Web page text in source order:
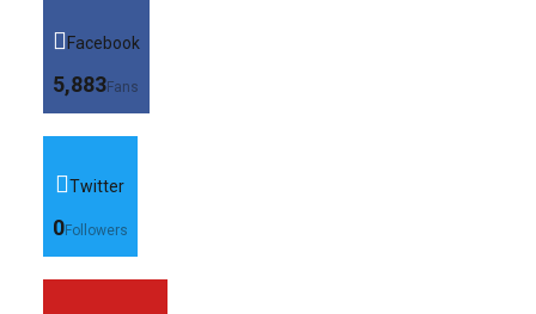
Facebook
5,883Fans
Twitter
0Followers